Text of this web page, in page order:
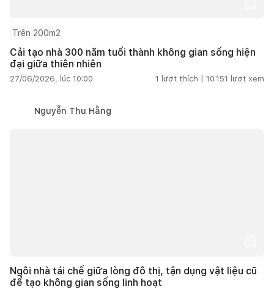
Trên 200m2
Cải tạo nhà 300 năm tuổi thành không gian sống hiện
đại giữa thiên nhiên
27/06/2026, lúc 10:00 1 lượt thích | 10.151 lượt xem
Nguyễn Thu Hằng
Ngôi nhà tái chế giữa lòng đô thị, tận dụng vật liệu cũ
để tạo không gian sống linh hoạt